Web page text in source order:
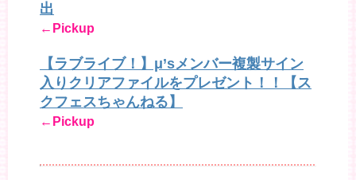
出
←Pickup
【ラブライブ！】μ’sメンバー複製サイン
入りクリアファイルをプレゼント！！【ス
クフェスちゃんねる】
←Pickup